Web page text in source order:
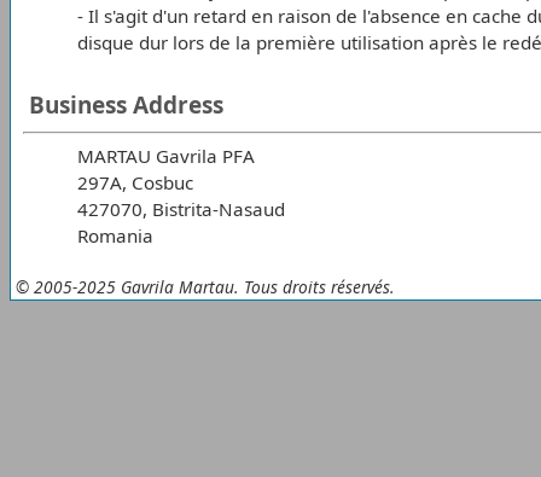
- Il s'agit d'un retard en raison de l'absence en cache
disque dur lors de la première utilisation après le
Business Address
MARTAU Gavrila PFA
297A, Cosbuc
427070, Bistrita-Nasaud
Romania
© 2005-2025 Gavrila Martau. Tous droits réservés.